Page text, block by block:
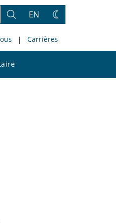
Rechercher
EN
Changez
thème
Carrières
le